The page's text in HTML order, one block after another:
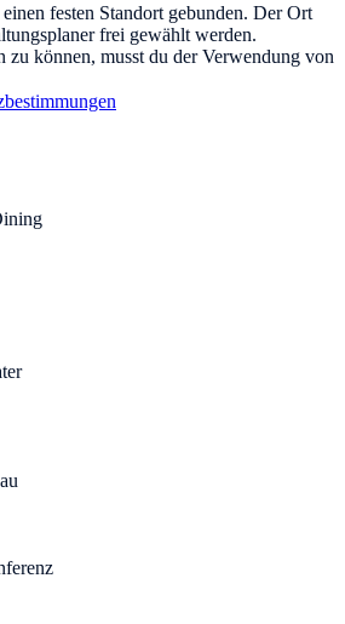
festen Standort gebunden. Der Ort
frei gewählt werden.
zu können, musst du der Verwendung von